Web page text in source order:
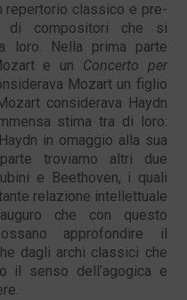
repertorio classico e pre-
di compositori che si
loro. Nella prima parte
e un Concerto per
Mozart un figlio
considerava Haydn
stima tra di loro:
in omaggio alla sua
troviamo altri due
e Beethoven, i quali
relazione intellettuale
che con questo
approfondire il
dagli archi classici che
il senso dell’agogica e